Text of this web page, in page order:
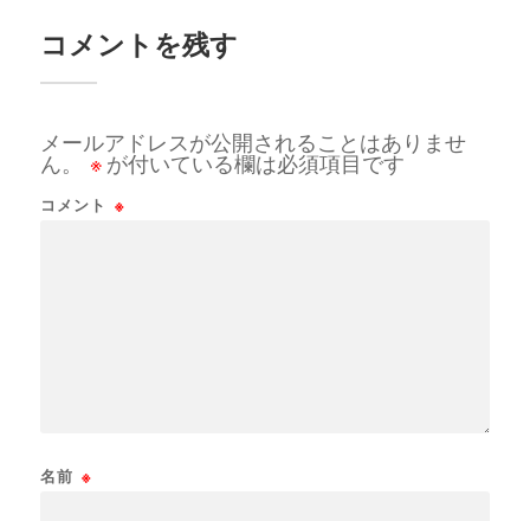
コメントを残す
メールアドレスが公開されることはありませ
ん。
※ が付いている欄は必須項目です
コメント ※
名前 ※